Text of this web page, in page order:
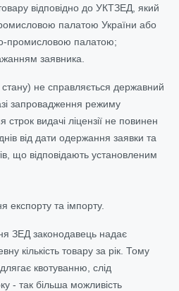
відповідно до УКТЗЕД, який
палатою України або
промисловою палатою;
заявника.
не справляється державний
запровадження режиму
строк видачі ліцензії не повинен
від дати одержання заявки та
що відповідають установленим
експорту та імпорту.
ЗЕД законодавець надає
кількість товару за рік. Тому
квотуванню, слід
- так більша можливість